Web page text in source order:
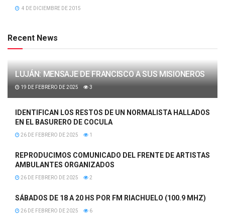
4 DE DICIEMBRE DE 2015
Recent News
LUJÁN: MENSAJE DE FRANCISCO A SUS MISIONEROS
19 DE FEBRERO DE 2025 3
IDENTIFICAN LOS RESTOS DE UN NORMALISTA HALLADOS
EN EL BASURERO DE COCULA
26 DE FEBRERO DE 2025 1
REPRODUCIMOS COMUNICADO DEL FRENTE DE ARTISTAS
AMBULANTES ORGANIZADOS
26 DE FEBRERO DE 2025 2
SÁBADOS DE 18 A 20 HS POR FM RIACHUELO (100.9 MHZ)
26 DE FEBRERO DE 2025 6